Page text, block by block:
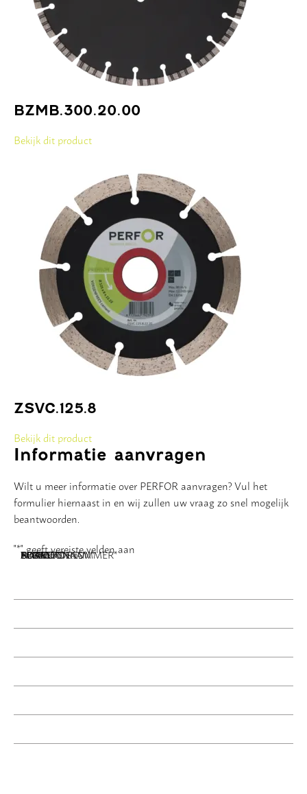
BZMB.300.20.00
Bekijk dit product
ZSVC.125.8
Bekijk dit product
Informatie aanvragen
Wilt u meer informatie over PERFOR aanvragen? Vul het
formulier hiernaast in en wij zullen uw vraag zo snel mogelijk
beantwoorden.
"*" geeft vereiste velden aan
NAAM*
BEDRIJFSNAAM*
E-MAILADRES*
TELEFOONNUMMER*
POSTCODE
ADRES
BERICHT*